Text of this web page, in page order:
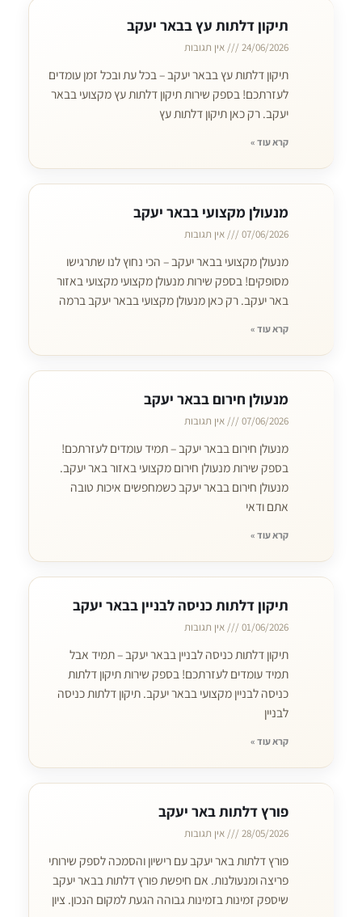
תיקון דלתות עץ בבאר יעקב
24/06/2026 אין תגובות
תיקון דלתות עץ בבאר יעקב – בכל עת ובכל זמן עומדים
לעזרתכם! בספק שירות תיקון דלתות עץ מקצועי בבאר
יעקב. רק כאן תיקון דלתות עץ
קרא עוד »
מנעולן מקצועי בבאר יעקב
07/06/2026 אין תגובות
מנעולן מקצועי בבאר יעקב – הכי נחוץ לנו שתרגישו
מסופקים! בספק שירות מנעולן מקצועי מקצועי באזור
באר יעקב. רק כאן מנעולן מקצועי בבאר יעקב ברמה
קרא עוד »
מנעולן חירום בבאר יעקב
07/06/2026 אין תגובות
מנעולן חירום בבאר יעקב – תמיד עומדים לעזרתכם!
בספק שירות מנעולן חירום מקצועי באזור באר יעקב.
מנעולן חירום בבאר יעקב כשמחפשים איכות טובה
אתם ודאי
קרא עוד »
תיקון דלתות כניסה לבניין בבאר יעקב
01/06/2026 אין תגובות
תיקון דלתות כניסה לבניין בבאר יעקב – תמיד אבל
תמיד עומדים לעזרתכם! בספק שירות תיקון דלתות
כניסה לבניין מקצועי בבאר יעקב. תיקון דלתות כניסה
לבניין
קרא עוד »
פורץ דלתות באר יעקב
28/05/2026 אין תגובות
פורץ דלתות באר יעקב עם רישיון והסמכה לספק שירותי
פריצה ומנעולנות. אם חיפשת פורץ דלתות בבאר יעקב
שיספק זמינות בזמינות גבוהה הגעת למקום הנכון. ציון